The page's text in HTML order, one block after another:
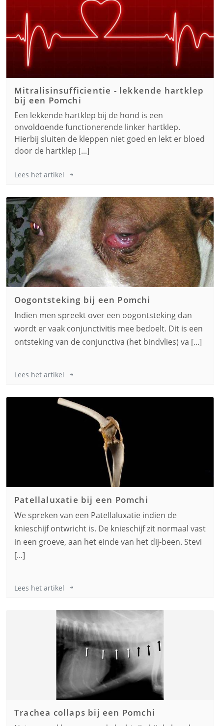
Mitralisinsufficientie - lekkende hartklep
bij een Pomchi
Een lekkende hartklep bij de hond is een
onvoldoende functionerende linker hartklep.
Hierbij sluiten de kleppen niet goed en lekt er bloed
door de hartklep [...]
Lees het artikel
Oogontsteking bij een Pomchi
Indien men spreekt over een oogontsteking dan
wordt er vaak conjunctivitis mee bedoelt. Dit is een
ontsteking van de conjunctiva (het bindvlies) va [...]
Lees het artikel
Patellaluxatie bij een Pomchi
We spreken van een Patellaluxatie indien de
knieschijf ontwricht is. De knieschijf zit normaal vast
in een groeve, aan het einde van het dij-been. Stevi
[...]
Lees het artikel
Trachea collaps bij een Pomchi